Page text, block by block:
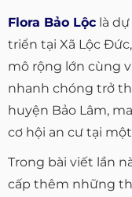
Flora Bảo Lộc là
triển tại Xã Lộc
mô rộng lớn cùng
nhanh chóng trở
huyện Bảo Lâm,
cơ hội an cư tại
Trong bài viết lần
cấp thêm những